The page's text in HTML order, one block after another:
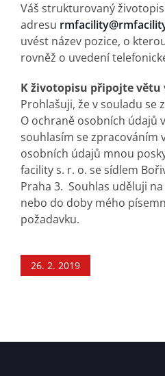
Váš strukturovaný
adresu
uvést název pozice, o
rovněž o uvedení
K životopisu připojte
Prohlašuji, že v souladu se
O ochraně osobních údajů
souhlasím se zpracováním
osobních údajů mnou
facility s. r. o. se sídlem
Praha 3. Souhlas uděluji
nebo do doby mého
požadavku.
26. 2. 2019